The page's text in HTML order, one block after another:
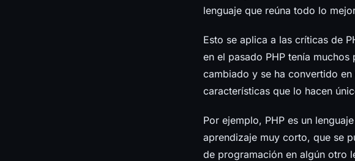
lenguaje que reúna todo lo
Esto se aplica a las críticas de
en el pasado PHP tenía
cambiado y se ha convertido
características que lo hacen
Por ejemplo, PHP es un
aprendizaje muy corto, que se
de programación en algún otro